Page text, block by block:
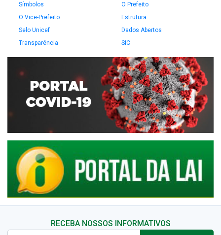
Símbolos
O Prefeito
O Vice-Prefeito
Estrutura
Selo Unicef
Dados Abertos
Transparência
SIC
RECEBA NOSSOS INFORMATIVOS